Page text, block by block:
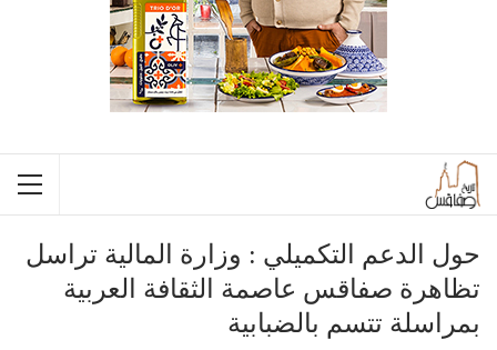
حول الدعم التكميلي : وزارة المالية تراسل
تظاهرة صفاقس عاصمة الثقافة العربية
بمراسلة تتسم بالضبابية